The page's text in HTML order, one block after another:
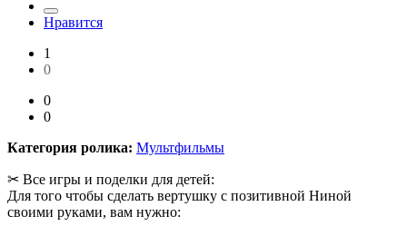
Нравится
1
0
0
0
Категория ролика: Мультфильмы
✂ Все игры и поделки для детей:
Для того чтобы сделать вертушку с позитивной Ниной
своими руками, вам нужно: